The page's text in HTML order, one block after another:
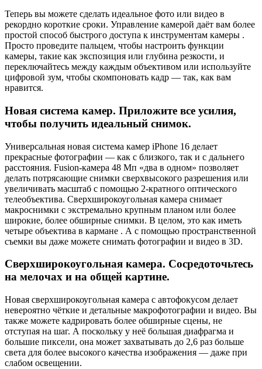
Теперь вы можете сделать идеальное фото или видео в
рекордно короткие сроки. Управление камерой даёт вам более
простой способ быстрого доступа к инструментам камеры .
Просто проведите пальцем, чтобы настроить функции
камеры, такие как экспозиция или глубина резкости, и
переключайтесь между каждым объективом или используйте
цифровой зум, чтобы скомпоновать кадр — так, как вам
нравится.
Новая система камер. Приложите все усилия,
чтобы получить идеальный снимок.
Универсальная новая система камер iPhone 16 делает
прекрасные фотографии — как с близкого, так и с дальнего
расстояния. Fusion-камера 48 Мп «два в одном» позволяет
делать потрясающие снимки сверхвысокого разрешения или
увеличивать масштаб с помощью 2-кратного оптического
телеобъектива. Сверхширокоугольная камера снимает
макроснимки с экстремально крупным планом или более
широкие, более обширные снимки. В целом, это как иметь
четыре объектива в кармане . А с помощью пространственной
съемки вы даже можете снимать фотографии и видео в 3D.
Сверхширокоугольная камера. Сосредоточьтесь
на мелочах и на общей картине.
Новая сверхширокоугольная камера с автофокусом делает
невероятно чёткие и детальные макрофотографии и видео. Вы
также можете кадрировать более обширные сцены, не
отступая на шаг. А поскольку у неё большая диафрагма и
большие пиксели, она может захватывать до 2,6 раз больше
света для более высокого качества изображения — даже при
слабом освещении.